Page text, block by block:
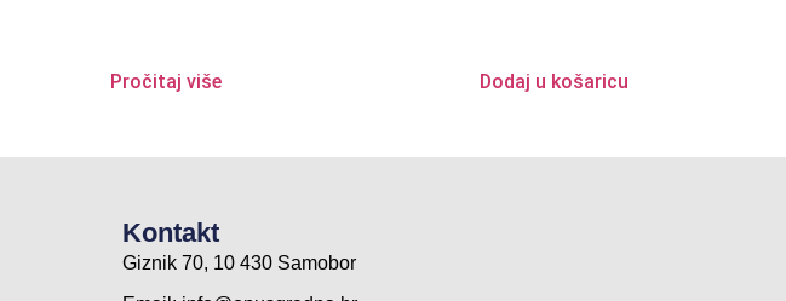
Pročitaj više Dodaj u košaricu
Kontakt
Giznik 70, 10 430 Samobor